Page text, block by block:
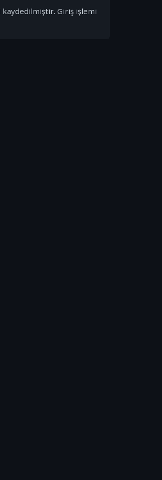
kaydedilmiştir. Giriş işlemi